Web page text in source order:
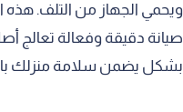
ويحمي الجهاز من التلف. هذه
صيانة دقيقة وفعالة تعالج
بشكل يضمن سلامة منزلك